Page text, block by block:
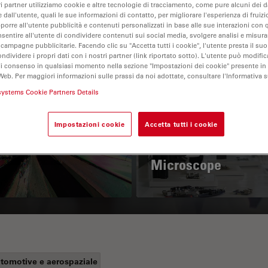
Polarization
Principle
Key Factors to
Consider When
Microscope
e aerospaziale
partner utilizziamo cookie e altre tecnologie di tracciamento, come pure alcuni dei
dall'utente, quali le sue informazioni di contatto, per migliorare l'esperienza di
all'utente pubblicità e contenuti personalizzati in base alle sue interazioni con
all'utente di condividere contenuti sui social media, svolgere analisi e
pubblicitarie. Facendo clic su "Accetta tutti i cookie", l'utente presta il
i propri dati con i nostri partner (link riportato sotto). L'utente può
consenso in qualsiasi momento nella sezione "Impostazioni dei cookie" presente
Per maggiori informazioni sulle prassi da noi adottate, consultare l'Informativa
Cookie Partners Details
Impostazioni cookie Accetta tutti i cookie